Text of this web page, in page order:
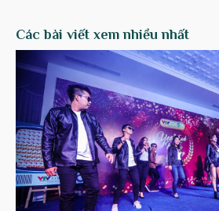
Các bài viết xem nhiều nhất